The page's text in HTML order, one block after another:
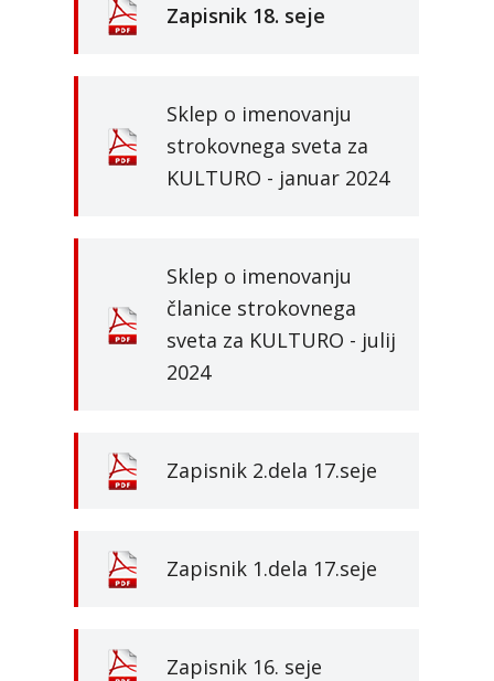
Zapisnik 18. seje
Sklep o imenovanju
strokovnega sveta za
KULTURO - januar 2024
Sklep o imenovanju
članice strokovnega
sveta za KULTURO - julij
2024
Zapisnik 2.dela 17.seje
Zapisnik 1.dela 17.seje
Zapisnik 16. seje